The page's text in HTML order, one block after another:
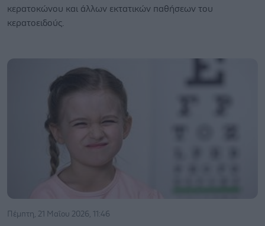
κερατοκώνου και άλλων εκτατικών παθήσεων του
κερατοειδούς.
Πέμπτη, 21 Μαΐου 2026, 11:46